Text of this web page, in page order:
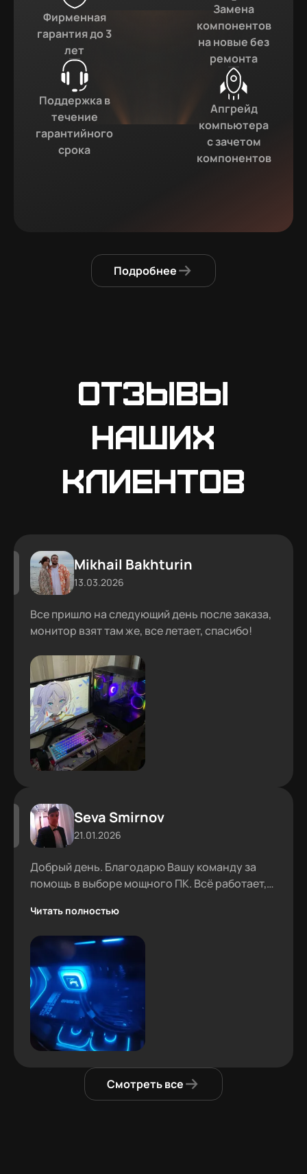
Фирменная
гарантия до 3
лет
Поддержка в
течение
гарантийного
срока
Замена
компонентов
на новые без
ремонта
Апгрейд
компьютера
с зачетом
компонентов
Подробнее
Отзывы
наших
клиентов
Mikhail Bakhturin
13.03.2026
Все пришло на следующий день после заказа,
монитор взят там же, все летает, спасибо!
Seva Smirnov
21.01.2026
Добрый день. Благодарю Вашу команду за
помощь в выборе мощного ПК. Всё работает,
Читать полностью
Смотреть все